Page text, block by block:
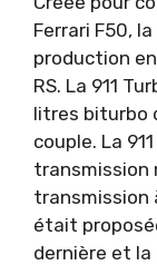
Ferrari F50,
production
RS. La 911
litres biturbo
couple. La
transmission
transmission
était
dernière et la